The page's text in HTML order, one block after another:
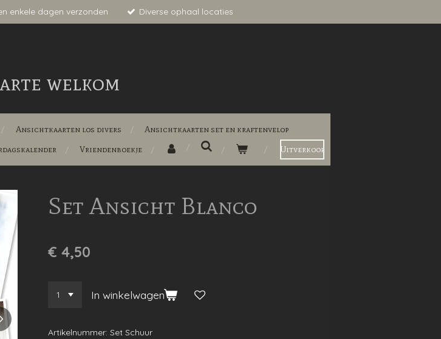
enkele dagen verzonden Diverse ophaal locaties
welkom
Ansichtkaarten los divers
Ansichtkaarten set en kraftenvelop
Vriendenboekje Uitverkoop
Set Ansicht Blanco
€ 4,50
In winkelwagen
Artikelnummer: Set Schuur